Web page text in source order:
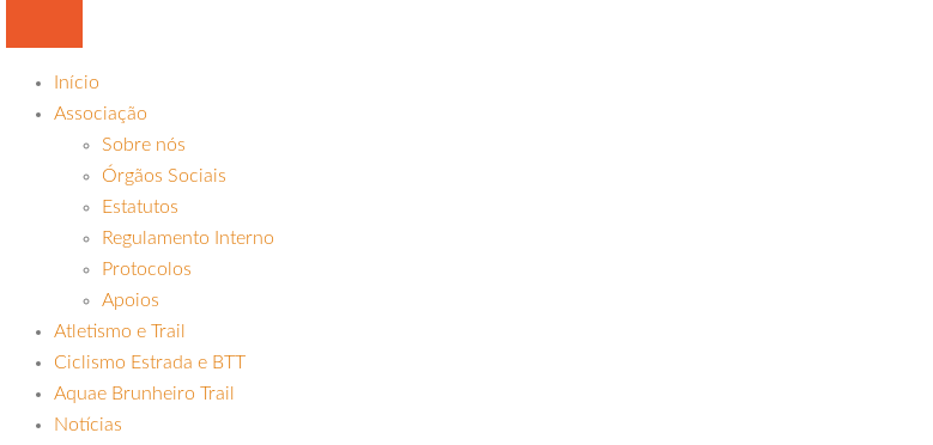
Início
Associação
Sobre nós
Órgãos Sociais
Estatutos
Regulamento Interno
Protocolos
Apoios
Atletismo e Trail
Ciclismo Estrada e BTT
Aquae Brunheiro Trail
Notícias